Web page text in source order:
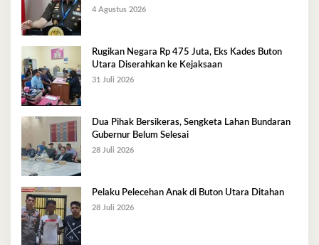
4 Agustus 2026
Rugikan Negara Rp 475 Juta, Eks Kades Buton
Utara Diserahkan ke Kejaksaan
31 Juli 2026
Dua Pihak Bersikeras, Sengketa Lahan Bundaran
Gubernur Belum Selesai
28 Juli 2026
Pelaku Pelecehan Anak di Buton Utara Ditahan
28 Juli 2026